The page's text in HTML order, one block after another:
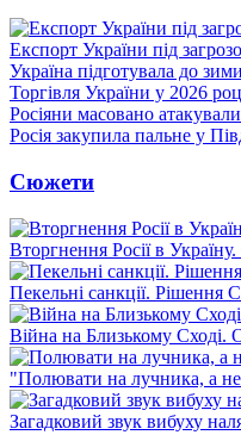
Експорт України під
Україна підготувала до
Торгівля України у 2026
Росіяни масовано
Росія закупила пальне у
Сюжети
Вторгнення Росії в
Пекельні санкції.
Війна на Близькому Сході.
"Полювати на лучника, а не
Загадковий звук вибуху